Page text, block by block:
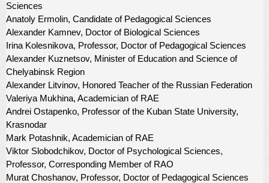
Sciences
Anatoly Ermolin, Candidate of Pedagogical Sciences
Alexander Kamnev, Doctor of Biological Sciences
Irina Kolesnikova, Professor, Doctor of Pedagogical Sciences
Alexander Kuznetsov, Minister of Education and Science of
Chelyabinsk Region
Alexander Litvinov, Honored Teacher of the Russian Federation
Valeriya Mukhina, Academician of RAE
Andrei Ostapenko, Professor of the Kuban State University,
Krasnodar
Mark Potashnik, Academician of RAE
Viktor Slobodchikov, Doctor of Psychological Sciences,
Professor, Corresponding Member of RAO
Murat Choshanov, Professor, Doctor of Pedagogical Sciences